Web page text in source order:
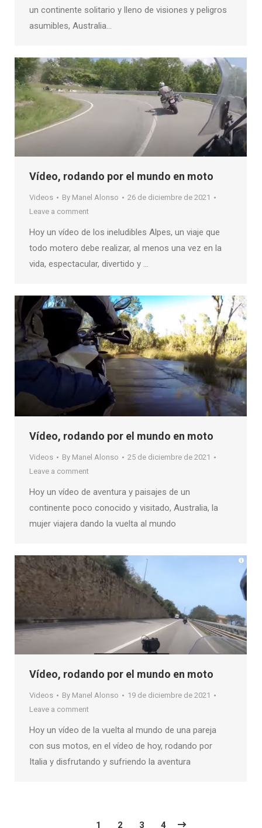
un continente solitario y lleno de visiones y peligros
asumibles, Australia…
Vídeo, rodando por el mundo en moto
Videos By Manel Alonso
26 de diciembre de 2021
Leave a comment
Hoy un vídeo de los ineludibles Alpes, un viaje que
todo motero debe realizar, al menos una vez en la
vida, espectacular, divertido y …
Vídeo, rodando por el mundo en moto
Videos By Manel Alonso
25 de diciembre de 2021
Leave a comment
Hoy un vídeo de aventura y paisajes de un
continente poco conocido y visitado, Australia, la
mujer viajera dando la vuelta al mundo
Vídeo, rodando por el mundo en moto
Videos By Manel Alonso
19 de diciembre de 2021
Leave a comment
Hoy un vídeo de la vuelta al mundo de una pareja
con sus motos, en el vídeo de hoy, rodando por
Italia y disfrutando y sufriendo la aventura
1 2 3 4